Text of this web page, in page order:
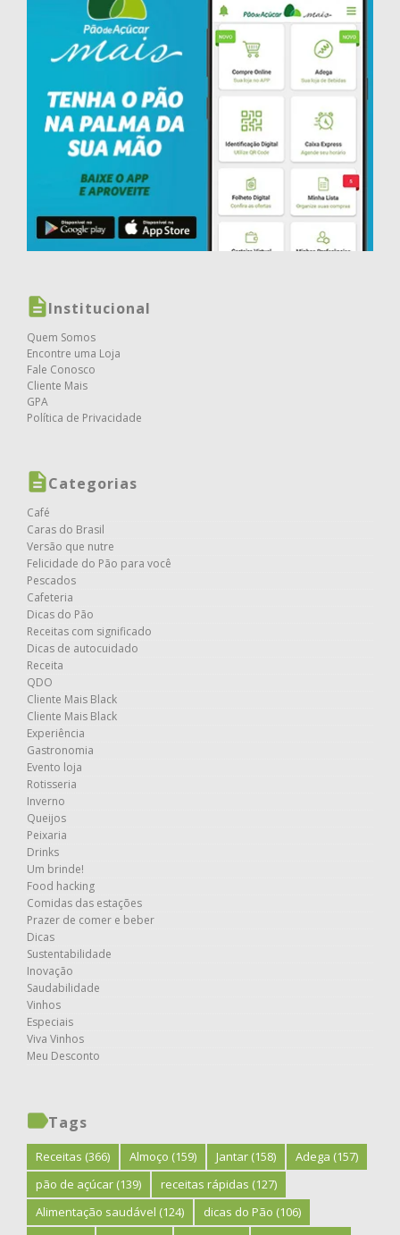
Institucional
Quem Somos
Encontre uma Loja
Fale Conosco
Cliente Mais
GPA
Política de Privacidade
Categorias
Café
Caras do Brasil
Versão que nutre
Felicidade do Pão para você
Pescados
Cafeteria
Dicas do Pão
Receitas com significado
Dicas de autocuidado
Receita
QDO
Cliente Mais Black
Cliente Mais Black
Experiência
Gastronomia
Evento loja
Rotisseria
Inverno
Queijos
Peixaria
Drinks
Um brinde!
Food hacking
Comidas das estações
Prazer de comer e beber
Dicas
Sustentabilidade
Inovação
Saudabilidade
Vinhos
Especiais
Viva Vinhos
Meu Desconto
Tags
Receitas (366) Almoço (159) Jantar (158) Adega (157)
pão de açúcar (139) receitas rápidas (127)
Alimentação saudável (124) dicas do Pão (106)